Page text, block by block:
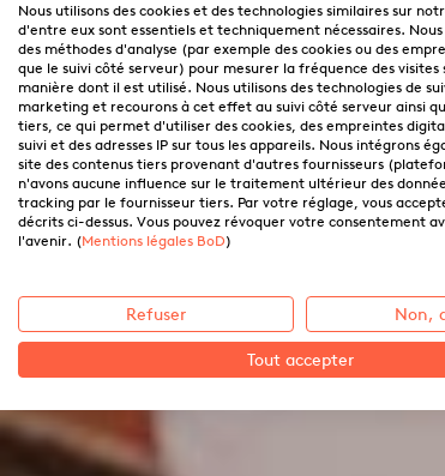
Nous utilisons des cookies et des technologies similaires sur
d'entre eux sont essentiels et techniquement nécessaires.
des méthodes d'analyse (par exemple des cookies ou des
que le suivi côté serveur) pour mesurer la fréquence des
manière dont il est utilisé. Nous utilisons des technologies de
marketing et recourons à cet effet au suivi côté serveur ainsi
tiers, ce qui permet d'utiliser des cookies, des empreintes
suivi et des adresses IP sur tous les appareils. Nous intégrons
site des contenus tiers provenant d'autres fournisseurs
n'avons aucune influence sur le traitement ultérieur des
tracking par le fournisseur tiers. Par votre réglage, vous
décrits ci-dessus. Vous pouvez révoquer votre consentement
l'avenir. (Mentions légales BoD)
Refuser Non,
Tout accepter